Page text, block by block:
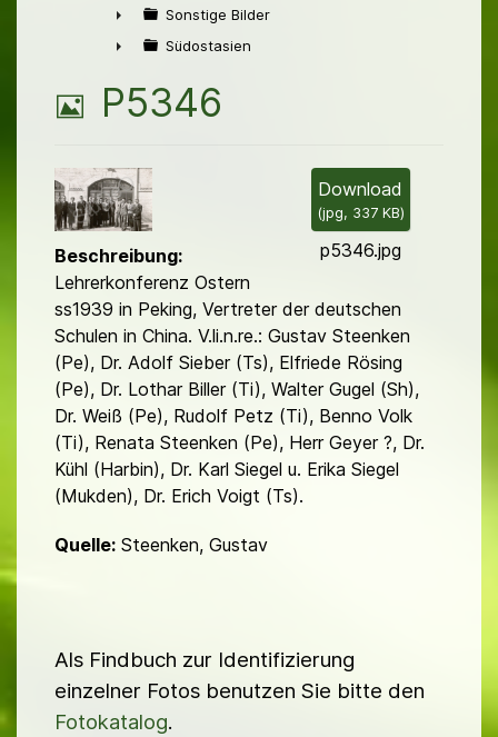
►
►
Sonstige Bilder
Südostasien
B
l
d
P5346
Download
(jpg, 337 KB)
p5346.jpg
Beschreibung:
Lehrerkonferenz Ostern
ss1939 in Peking, Vertreter der deutschen
Schulen in China. V.li.n.re.: Gustav Steenken
(Pe), Dr. Adolf Sieber (Ts), Elfriede Rösing
(Pe), Dr. Lothar Biller (Ti), Walter Gugel (Sh),
Dr. Weiß (Pe), Rudolf Petz (Ti), Benno Volk
(Ti), Renata Steenken (Pe), Herr Geyer ?, Dr.
Kühl (Harbin), Dr. Karl Siegel u. Erika Siegel
(Mukden), Dr. Erich Voigt (Ts).
Quelle: Steenken, Gustav
Als Findbuch zur Identifizierung
einzelner Fotos benutzen Sie bitte den
Fotokatalog.